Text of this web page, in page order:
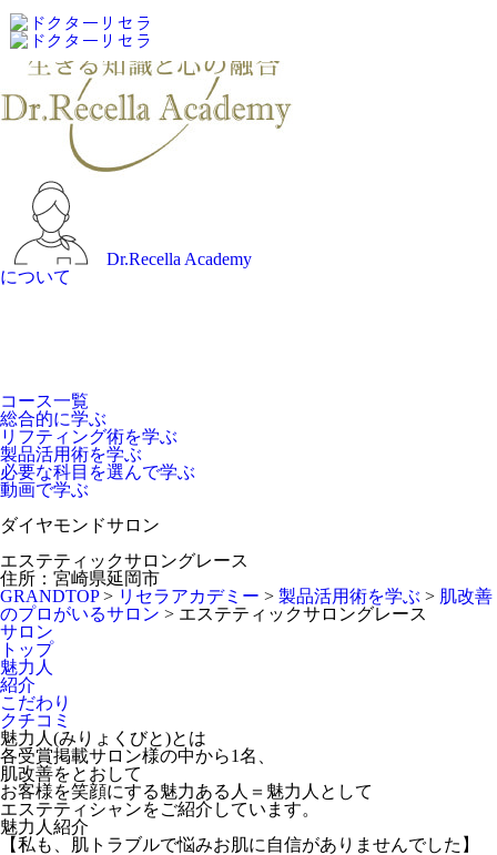
Dr.Recella Academy
について
コース一覧
総合的に学ぶ
リフティング術を学ぶ
製品活用術を学ぶ
必要な科目を選んで学ぶ
動画で学ぶ
ダイヤモンドサロン
エステティックサロングレース
住所：宮崎県延岡市
GRANDTOP> リセラアカデミー > 製品活用術を学ぶ > 肌改善
のプロがいるサロン > エステティックサロングレース
サロン
トップ
魅力人
紹介
こだわり
クチコミ
魅力人(みりょくびと)とは
各受賞掲載サロン様の中から1名、
肌改善をとおして
お客様を笑顔にする魅力ある人＝魅力人として
エステティシャンをご紹介しています。
魅力人紹介
【私も、肌トラブルで悩みお肌に自信がありませんでした】